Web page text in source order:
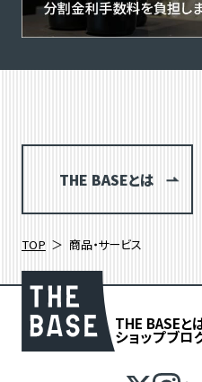
THE BASEとは
TOP 商品・サービス
THE BASEと
ショップブロ